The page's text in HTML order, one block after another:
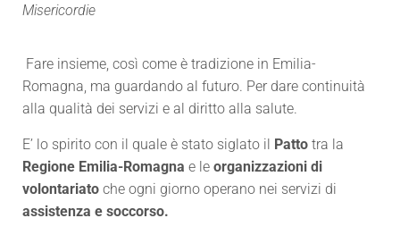
Misericordie
Fare insieme, così come è tradizione in Emilia-
Romagna, ma guardando al futuro. Per dare continuità
alla qualità dei servizi e al diritto alla salute.
E’ lo spirito con il quale è stato siglato il Patto tra la
Regione Emilia-Romagna e le organizzazioni di
volontariato che ogni giorno operano nei servizi di
assistenza e soccorso.